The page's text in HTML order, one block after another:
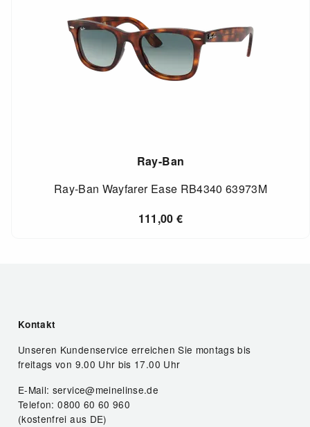
Ray-Ban
Ray-Ban Wayfarer Ease RB4340 63973M
111,00€
Kontakt
Unseren Kundenservice erreichen Sie montags bis
freitags von 9.00 Uhr bis 17.00 Uhr
E-Mail: service@meinelinse.de
Telefon: 0800 60 60 960
(kostenfrei aus DE)